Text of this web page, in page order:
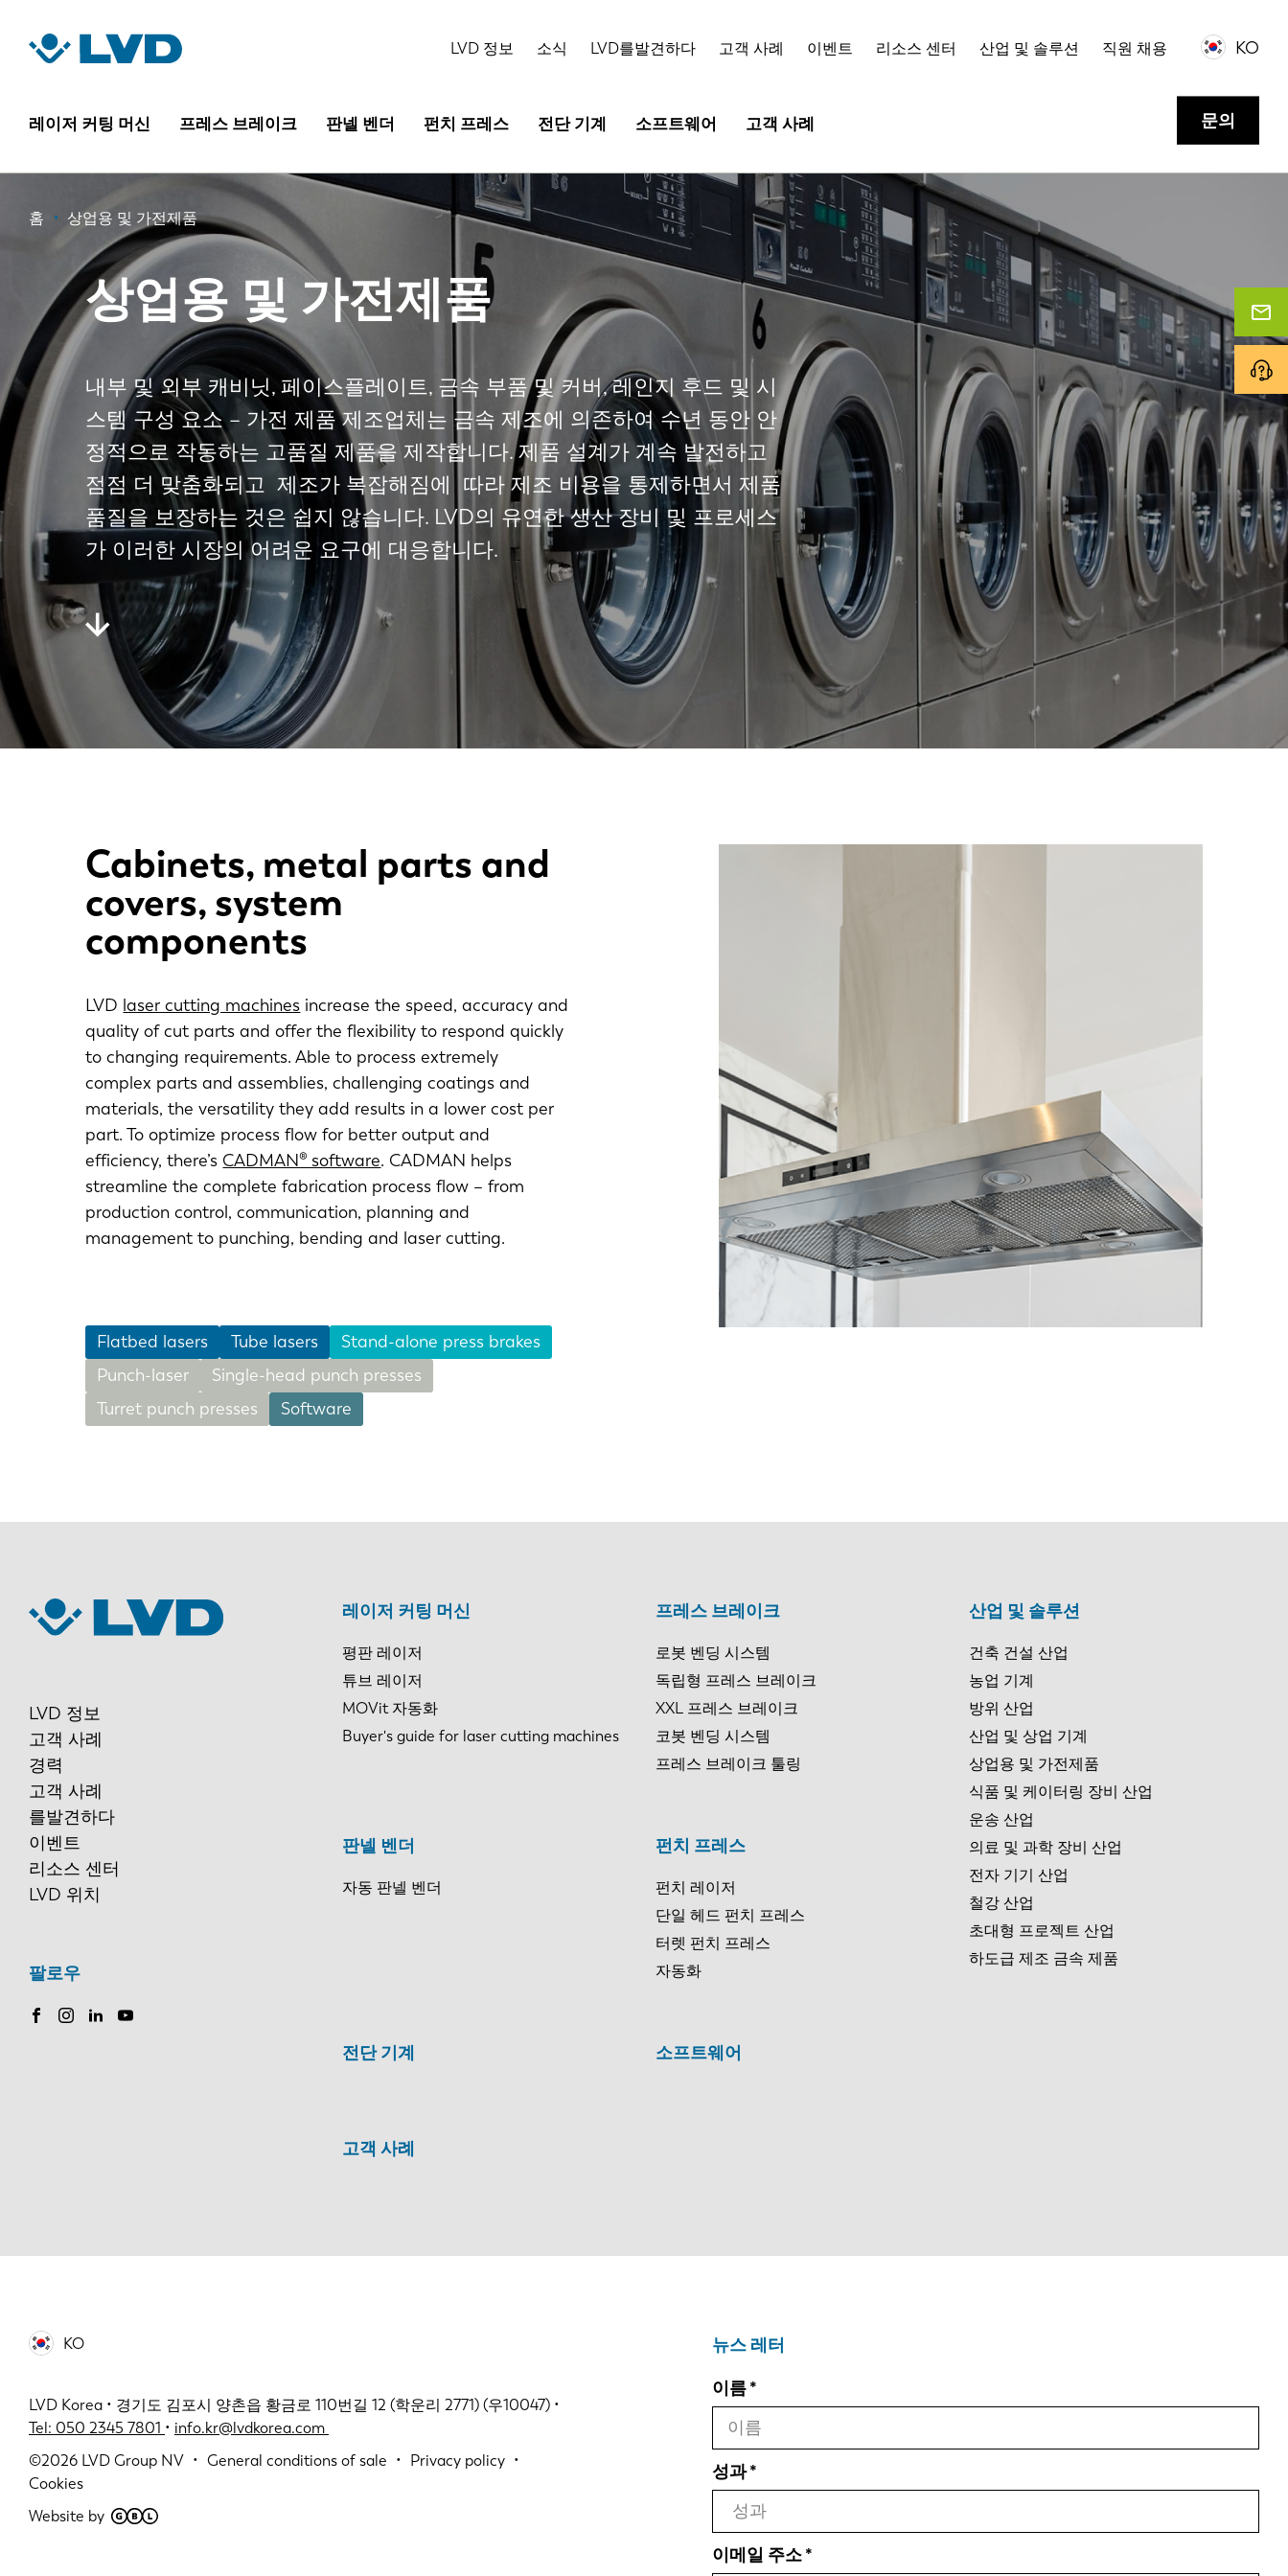
건
LVD 정보 소식 LVD를발견하다 고객 사례 이벤트 리소스 센터 산업 및 솔루션 직원 채용 KO
레이저 커팅 머신 프레스 브레이크 판넬 벤더 펀치 프레스 전단 기계 소프트웨어 고객 사례 문의
이
경
로
홈 상업용 및 가전제품
상업용 및 가전제품
내부 및 외부 캐비닛, 페이스플레이트, 금속 부품 및 커버, 레인지 후드 및 시
스템 구성 요소 – 가전 제품 제조업체는 금속 제조에 의존하여 수년 동안 안
정적으로 작동하는 고품질 제품을 제작합니다. 제품 설계가 계속 발전하고
점점 더 맞춤화되고 제조가 복잡해짐에 따라 제조 비용을 통제하면서 제품
품질을 보장하는 것은 쉽지 않습니다. LVD의 유연한 생산 장비 및 프로세스
가 이러한 시장의 어려운 요구에 대응합니다.
Cabinets, metal parts and
covers, system
components
LVD laser cutting machines increase the speed, accuracy and
quality of cut parts and offer the flexibility to respond quickly
to changing requirements. Able to process extremely
complex parts and assemblies, challenging coatings and
materials, the versatility they add results in a lower cost per
part. To optimize process flow for better output and
efficiency, there’s CADMAN® software. CADMAN helps
streamline the complete fabrication process flow – from
production control, communication, planning and
management to punching, bending and laser cutting.
Flatbed lasers Tube lasers
Stand-alone press brakes
Punch-laser
Single-head punch presses
Turret punch presses
Software
LVD 정보
고객 사례
경력
고객 사례
를발견하다
이벤트
리소스 센터
LVD 위치
팔로우
레이저 커팅 머신
평판 레이저
튜브 레이저
MOVit 자동화
Buyer's guide for laser cutting machines
프레스 브레이크
로봇 벤딩 시스템
독립형 프레스 브레이크
XXL 프레스 브레이크
코봇 벤딩 시스템
프레스 브레이크 툴링
판넬 벤더
자동 판넬 벤더
펀치 프레스
펀치 레이저
단일 헤드 펀치 프레스
터렛 펀치 프레스
자동화
전단 기계 소프트웨어
고객 사례
산업 및 솔루션
건축 건설 산업
농업 기계
방위 산업
산업 및 상업 기계
상업용 및 가전제품
식품 및 케이터링 장비 산업
운송 산업
의료 및 과학 장비 산업
전자 기기 산업
철강 산업
초대형 프로젝트 산업
하도급 제조 금속 제품
KO
EN
LVD Korea • 경기도 김포시 양촌읍 황금로 110번길 12 (학운리 2771) (우10047) •
Tel: 050 2345 7801 • info.kr@lvdkorea.com
©2026 LVD Group NV General conditions of sale
Privacy policy
Cookies
Website by
뉴스 레터
이름
성과
이메일 주소